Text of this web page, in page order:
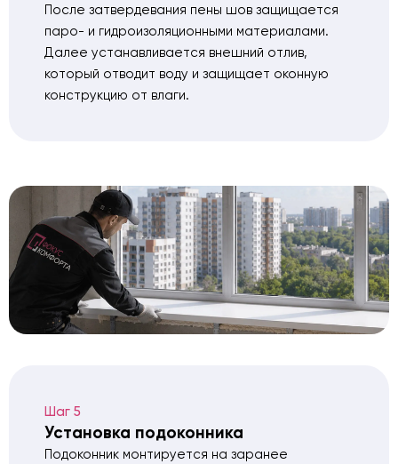
После затвердевания пены шов защищается
паро- и гидроизоляционными материалами.
Далее устанавливается внешний отлив,
который отводит воду и защищает оконную
конструкцию от влаги.
Шаг 5
Установка подоконника
Подоконник монтируется на заранее